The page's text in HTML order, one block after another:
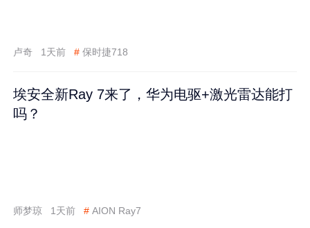
卢奇 1天前 # 保时捷718
埃安全新Ray 7来了，华为电驱+激光雷达能打
吗？
师梦琼 1天前 # AION Ray7